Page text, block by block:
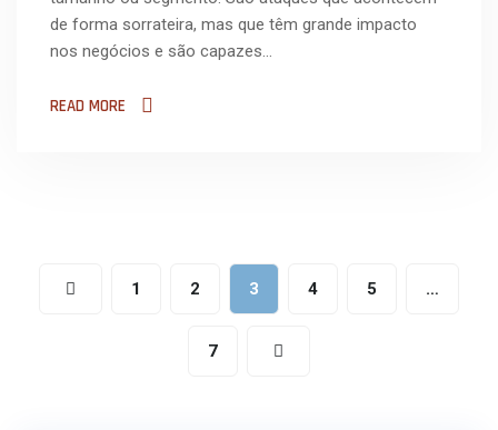
de forma sorrateira, mas que têm grande impacto
nos negócios e são capazes…
READ MORE
1 2 3 4 5 …
7